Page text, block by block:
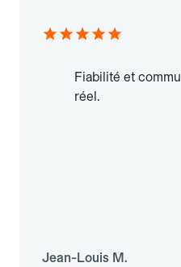
Fiabilité et
réel.
Jean-Louis M.